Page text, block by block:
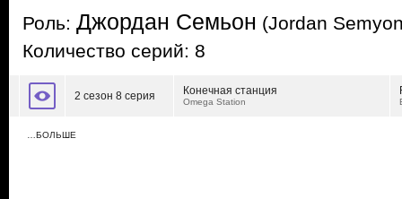
Роль: Джордан Семьон (Jordan
Количество серий: 8
2 сезон 8 серия Конечная станция
Omega Station
…БОЛЬШЕ